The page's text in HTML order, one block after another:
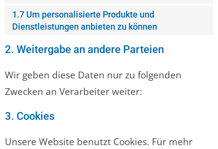
1.7 Um personalisierte Produkte und
Dienstleistungen anbieten zu können
2. Weitergabe an andere Parteien
Wir geben diese Daten nur zu folgenden
Zwecken an Verarbeiter weiter:
3. Cookies
Unsere Website benutzt Cookies. Für mehr